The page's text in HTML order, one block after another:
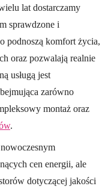
lat dostarczamy
sprawdzone i
podnoszą komfort życia,
oraz pozwalają realnie
usługą jest
zarówno
montaż oraz
.
cen energii, ale
dotyczącej jakości